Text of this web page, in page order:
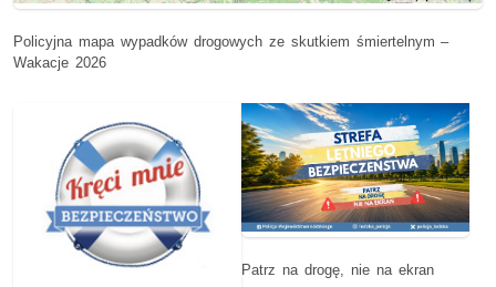
Policyjna mapa wypadków drogowych ze skutkiem śmiertelnym –
Wakacje 2026
Patrz na drogę, nie na ekran